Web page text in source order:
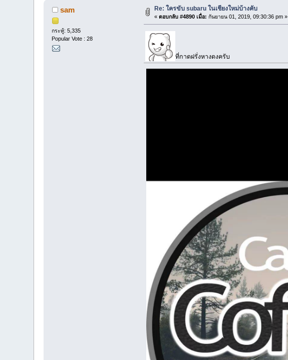
sam
กระทู้: 5,335
Popular Vote : 28
Re: ใครขับ subaru ในเชียงใหม่บ้างคับ
«ตอบกลับ #4890 เมื่อ: กันยายน 01, 2019, 09:30:36 pm »
ที่กาดฝรั่งหางดงครับ